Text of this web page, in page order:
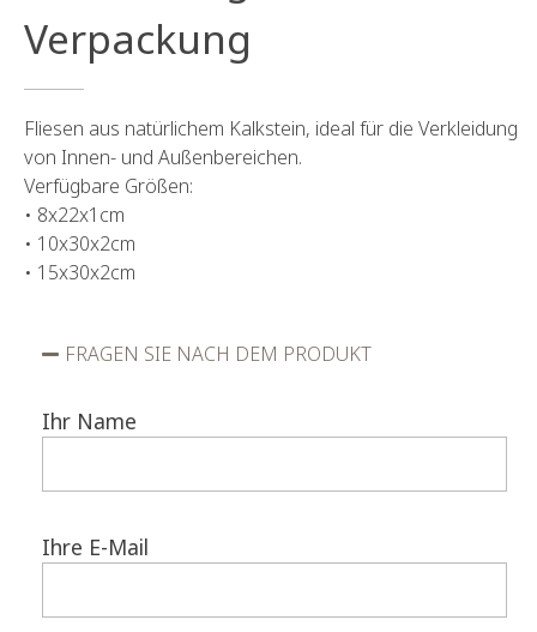
Verpackung
Fliesen aus natürlichem Kalkstein, ideal für die Verkleidung
von Innen- und Außenbereichen.
Verfügbare Größen:
• 8x22x1cm
• 10x30x2cm
• 15x30x2cm
FRAGEN SIE NACH DEM PRODUKT
Ihr Name
Ihre E-Mail